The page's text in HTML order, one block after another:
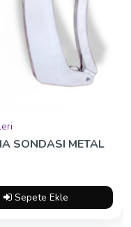
SONDASI METAL
Sepete Ekle